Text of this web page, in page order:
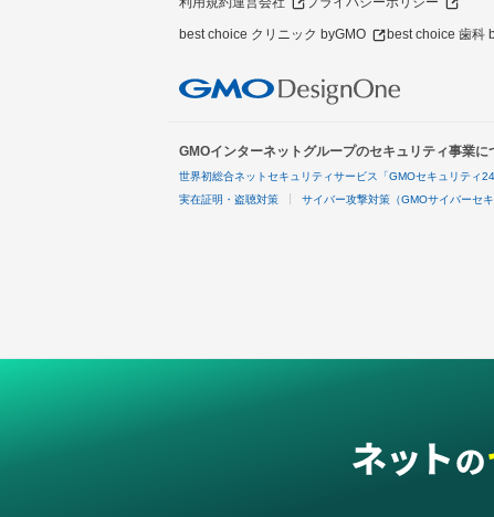
best choice クリニック byGMO best choice 歯科
GMOインターネットグループのセキュリティ事業に
世界初総合ネットセキュリティサービス「GMOセキュリティ24
実在証明・盗聴対策 サイバー攻撃対策（GMOサイバーセ